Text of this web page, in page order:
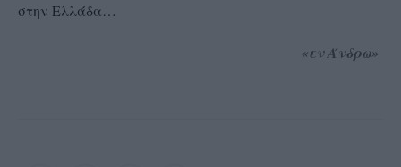
στην Ελλάδα…
«εν Άνδρω»